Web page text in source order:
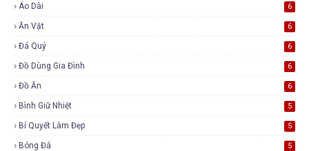
Áo Dài 6
Ăn Vặt 6
Đá Quý 6
Đồ Dùng Gia Đình 6
Đồ Ăn 6
Bình Giữ Nhiệt 5
Bí Quyết Làm Đẹp 5
Bóng Đá 5